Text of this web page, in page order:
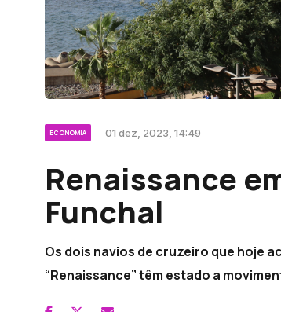
ECONOMIA 01 dez, 2023, 14:49
Renaissance
Funchal
Os dois navios de cruzeiro que hoje
“Renaissance” têm estado a